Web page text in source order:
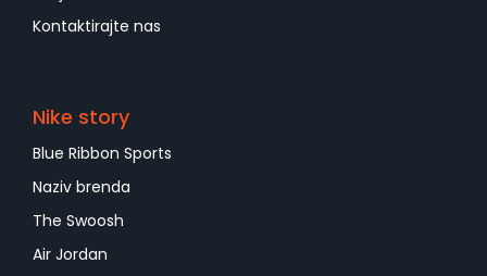
Kontaktirajte nas
Nike story
Blue Ribbon Sports
Naziv brenda
The Swoosh
Air Jordan